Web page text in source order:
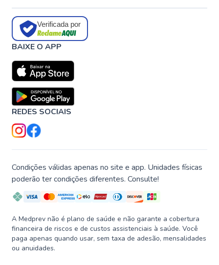
Verificada por
BAIXE O APP
REDES SOCIAIS
Condições válidas apenas no site e app. Unidades físicas
poderão ter condições diferentes. Consulte!
A Medprev não é plano de saúde e não garante a cobertura
financeira de riscos e de custos assistenciais à saúde. Você
paga apenas quando usar, sem taxa de adesão, mensalidades
ou anuidades.